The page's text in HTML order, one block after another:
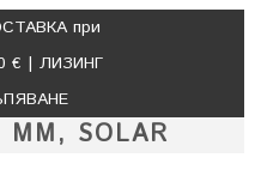
при
€ | ЛИЗИНГ
ММ, SOLAR